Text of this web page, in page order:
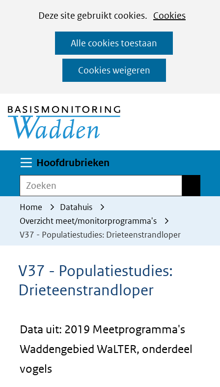
CookiesDeze site gebruikt cookies. Cookies
op
deze
website
worden
toegestaan
geweigerd.
Alle cookies toestaan
Cookies weigeren
Ga
naar
de
inhoud
Hoofdrubrieken
Zoeken
Home
Datahuis
Overzicht meet/monitorprogramma's
V37 - Populatiestudies: Drieteenstrandloper
V37 - Populatiestudies:
Drieteenstrandloper
Data uit: 2019 Meetprogramma's
Waddengebied WaLTER, onderdeel
vogels